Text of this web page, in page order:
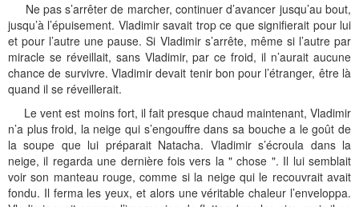
Ne pas s’arrêter de marcher, continuer d’avancer jusqu’au bout,
jusqu’à l’épuisement. Vladimir savait trop ce que signifierait pour lui
et pour l’autre une pause. Si Vladimir s’arrête, même si l’autre par
miracle se réveillait, sans Vladimir, par ce froid, il n’aurait aucune
chance de survivre. Vladimir devait tenir bon pour l’étranger, être là
quand il se réveillerait.
Le vent est moins fort, il fait presque chaud maintenant, Vladimir
n’a plus froid, la neige qui s’engouffre dans sa bouche a le goût de
la soupe que lui préparait Natacha. Vladimir s’écroula dans la
neige, il regarda une dernière fois vers la " chose ". Il lui semblait
voir son manteau rouge, comme si la neige qui le recouvrait avait
fondu. Il ferma les yeux, et alors une véritable chaleur l’enveloppa.